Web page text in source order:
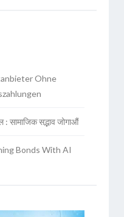
Ohne
: सामाजिक सद्भाव जोगाऔं
Bonds With AI